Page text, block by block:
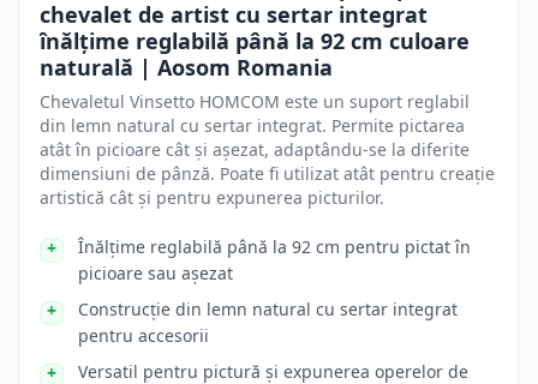
chevalet de artist cu sertar integrat
înălțime reglabilă până la 92 cm culoare
naturală | Aosom Romania
Chevaletul Vinsetto HOMCOM este un suport reglabil
din lemn natural cu sertar integrat. Permite pictarea
atât în picioare cât și așezat, adaptându-se la diferite
dimensiuni de pânză. Poate fi utilizat atât pentru creație
artistică cât și pentru expunerea picturilor.
Înălțime reglabilă până la 92 cm pentru pictat în
picioare sau așezat
Construcție din lemn natural cu sertar integrat
pentru accesorii
Versatil pentru pictură și expunerea operelor de